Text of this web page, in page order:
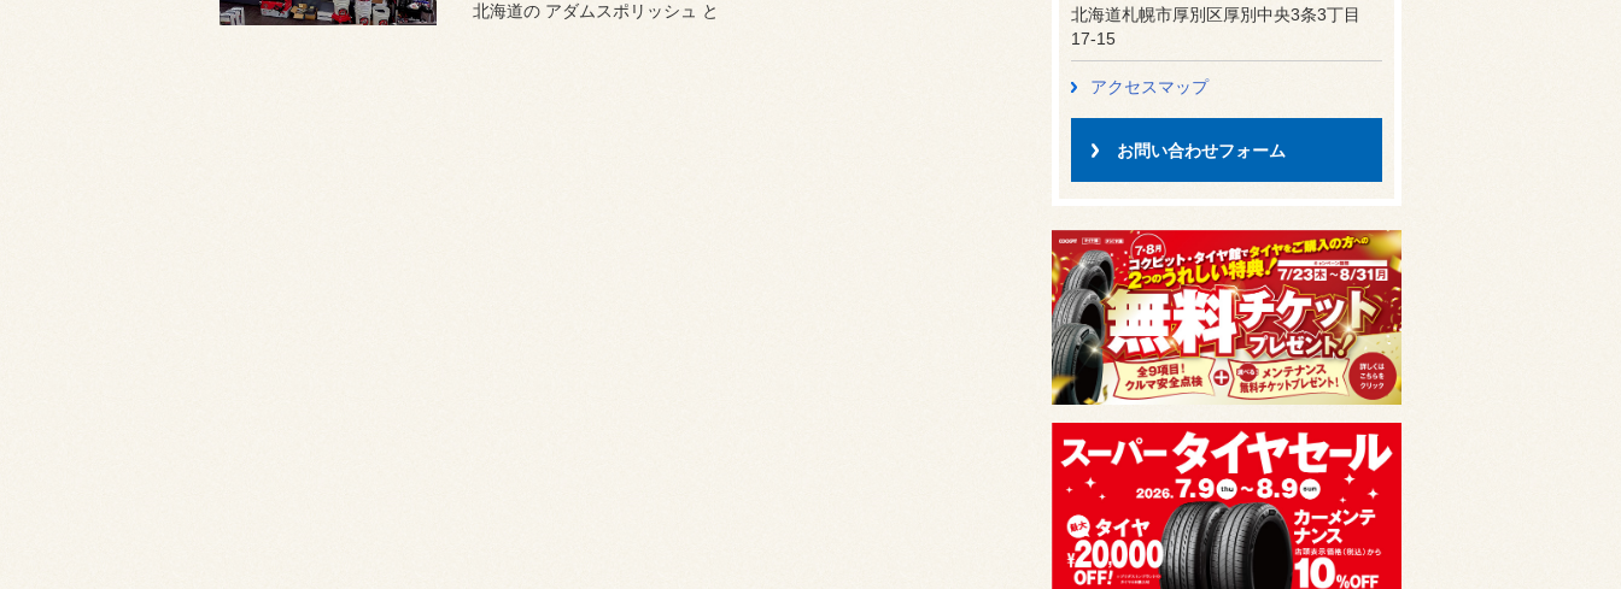
北海道の アダムスポリッシュ と
北海道札幌市厚別区厚別中央3条3丁目
17-15
アクセスマップ
お問い合わせフォーム